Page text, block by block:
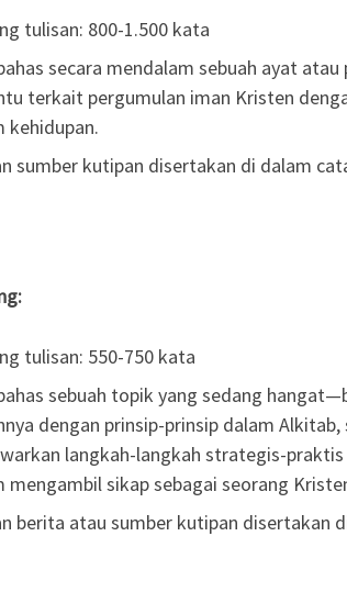
tulisan: 800-1.500 kata
secara mendalam sebuah ayat
terkait pergumulan iman Kristen
kehidupan.
sumber kutipan disertakan di dalam
tulisan: 550-750 kata
sebuah topik yang sedang
dengan prinsip-prinsip dalam
langkah-langkah strategis-
mengambil sikap sebagai seorang
berita atau sumber kutipan disertakan